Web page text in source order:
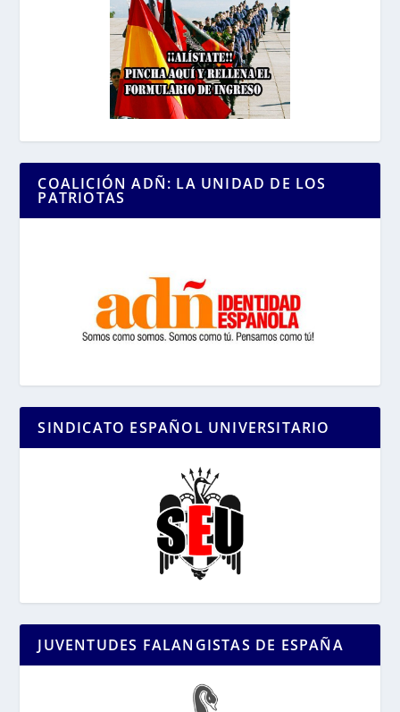
COALICIÓN ADÑ: LA UNIDAD DE LOS
PATRIOTAS
SINDICATO ESPAÑOL UNIVERSITARIO
JUVENTUDES FALANGISTAS DE ESPAÑA